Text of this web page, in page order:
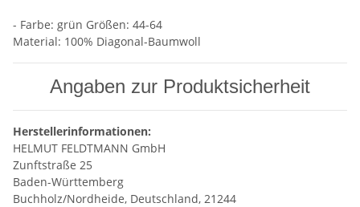
- Farbe: grün Größen: 44-64
Material: 100% Diagonal-Baumwoll
Angaben zur Produktsicherheit
Herstellerinformationen:
HELMUT FELDTMANN GmbH
Zunftstraße 25
Baden-Württemberg
Buchholz/Nordheide, Deutschland, 21244